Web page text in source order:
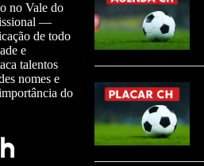
no Vale do
—
de todo
e
talentos
nomes e
do